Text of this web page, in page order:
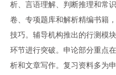
析、言语理解、判断推理和常
卷、专项题库和解析精编书籍
技巧。辅导机构推出的行测模
环节进行突破。申论部分重点
析和文章写作。复习资料多为